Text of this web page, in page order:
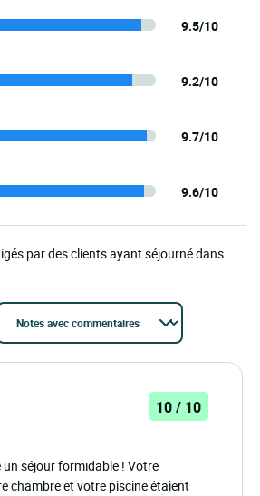
9.5/10
9.2/10
9.7/10
9.6/10
par des clients ayant séjourné dans
10 / 10
séjour formidable ! Votre
chambre et votre piscine étaient